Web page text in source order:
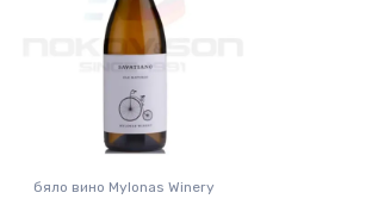
бяло вино Mylonas Winery